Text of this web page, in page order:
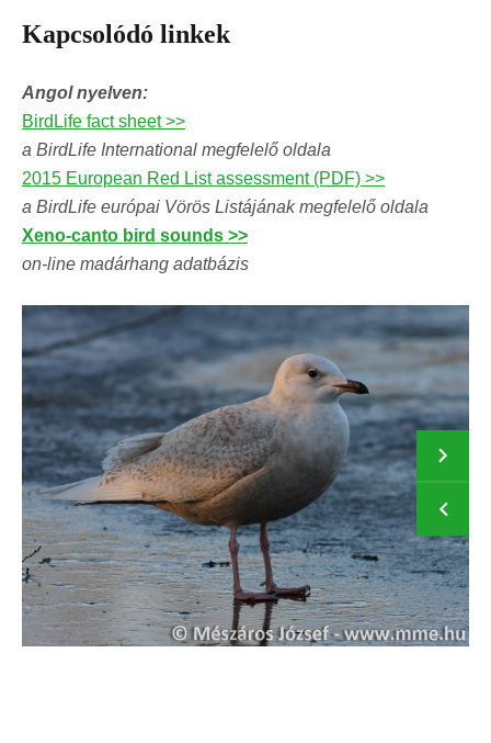
Kapcsolódó linkek
Angol nyelven:
BirdLife fact sheet >>
a BirdLife International megfelelő oldala
2015 European Red List assessment (PDF) >>
a BirdLife európai Vörös Listájának megfelelő oldala
Xeno-canto bird sounds >>
on-line madárhang adatbázis